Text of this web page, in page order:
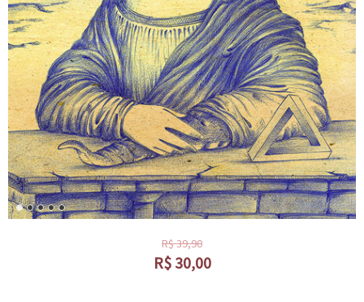
R$39,90
R$ 30,00